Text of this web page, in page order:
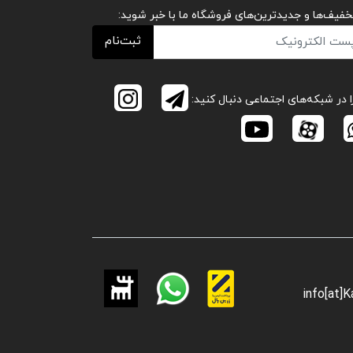
و جدیدترین‌های فروشگاه ما با خبر شوید:
ثبت‌نام
در شبکه‌های اجتماعی دنبال کنید: